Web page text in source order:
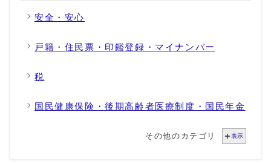
安全・安心
戸籍・住民票・印鑑登録・マイナンバー
税
国民健康保険・後期高齢者医療制度・国民年金
その他のカテゴリ 表示